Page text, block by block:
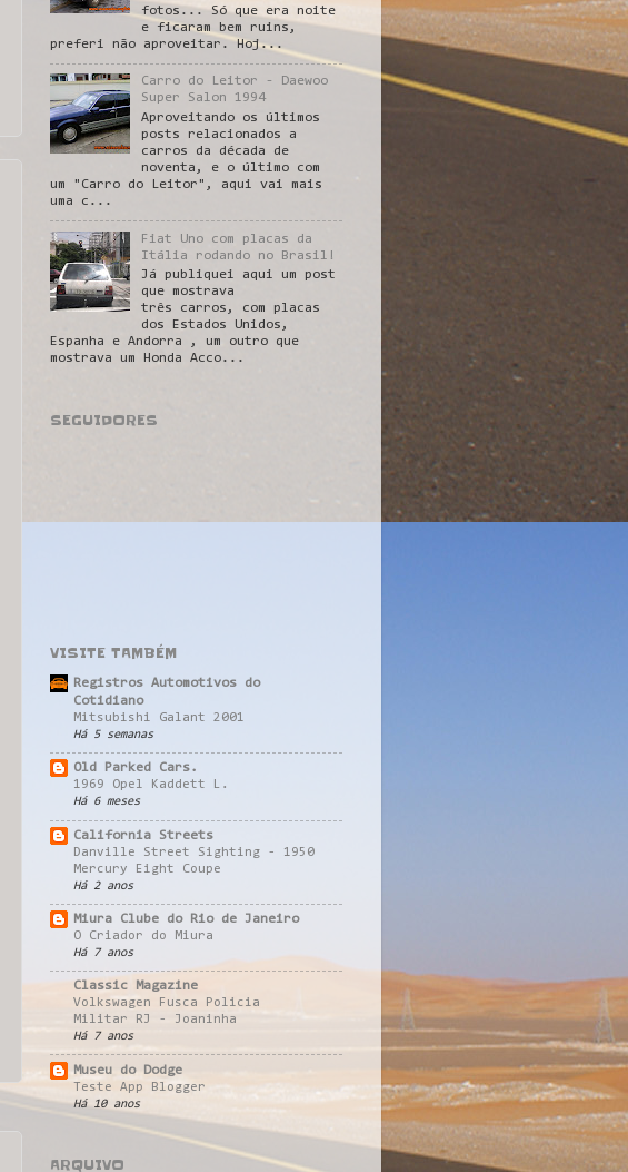
fotos... Só que era noite
e ficaram bem ruins,
preferi não aproveitar. Hoj...
Carro do Leitor - Daewoo
Super Salon 1994
Aproveitando os últimos
posts relacionados a
carros da década de
noventa, e o último com
um "Carro do Leitor", aqui vai mais
uma c...
Fiat Uno com placas da
Itália rodando no Brasil!
Já publiquei aqui um post
que mostrava
três carros, com placas
dos Estados Unidos,
Espanha e Andorra , um outro que
mostrava um Honda Acco...
SEGUIDORES
VISITE TAMBÉM
Registros Automotivos do
Cotidiano
Mitsubishi Galant 2001
Há 5 semanas
Old Parked Cars.
1969 Opel Kaddett L.
Há 6 meses
California Streets
Danville Street Sighting - 1950
Mercury Eight Coupe
Há 2 anos
Miura Clube do Rio de Janeiro
O Criador do Miura
Há 7 anos
Classic Magazine
Volkswagen Fusca Policia
Militar RJ - Joaninha
Há 7 anos
Museu do Dodge
Teste App Blogger
Há 10 anos
ARQUIVO